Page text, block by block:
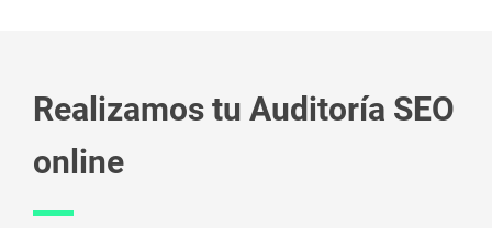
Realizamos tu Auditoría SEO
online